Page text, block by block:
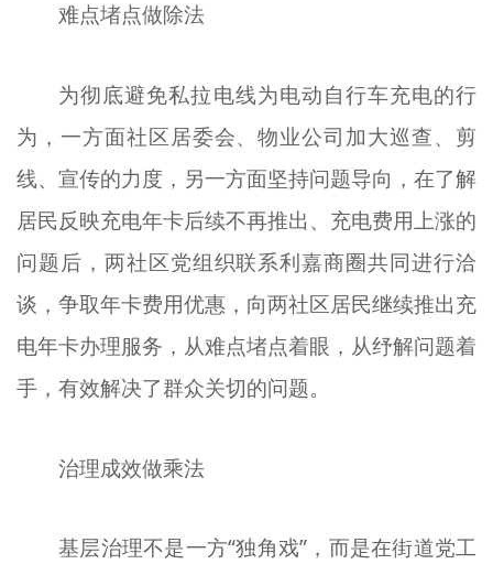
难点堵点做除法
为彻底避免私拉电线为电动自行车充电的行
为，一方面社区居委会、物业公司加大巡查、剪
线、宣传的力度，另一方面坚持问题导向，在了解
居民反映充电年卡后续不再推出、充电费用上涨的
问题后，两社区党组织联系利嘉商圈共同进行洽
谈，争取年卡费用优惠，向两社区居民继续推出充
电年卡办理服务，从难点堵点着眼，从纾解问题着
手，有效解决了群众关切的问题。
治理成效做乘法
基层治理不是一方“独角戏”，而是在街道党工